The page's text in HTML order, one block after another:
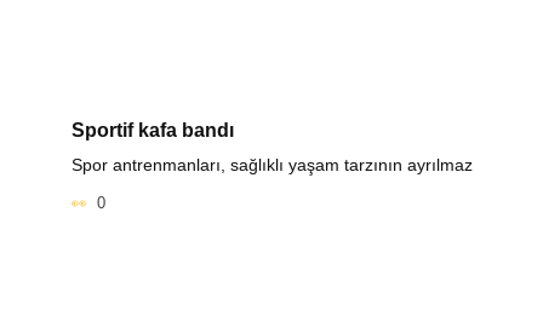
Sportif kafa bandı
Spor antrenmanları, sağlıklı yaşam tarzının ayrılmaz
0